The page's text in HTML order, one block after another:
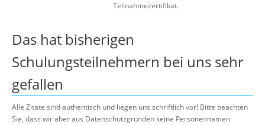
Teilnahmezertifikat.
Das hat bisherigen
Schulungsteilnehmern bei uns sehr
gefallen
Alle Zitate sind authentisch und liegen uns schriftlich vor! Bitte beachten
Sie, dass wir aber aus Datenschutzgründen keine Personennamen